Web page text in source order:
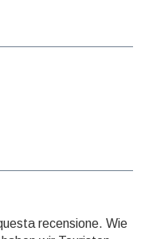
recensione. Wie